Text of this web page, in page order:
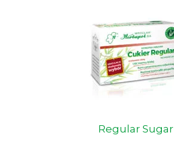
Regular Sugar